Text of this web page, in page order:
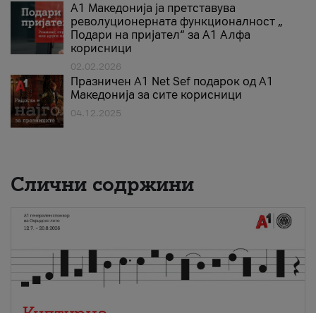
А1 Македонија ја претставува
револуционерната функционалност „
Подари на пријател“ за А1 Алфа
корисници
02.02.2026
Празничен A1 Net Sеf подарок од А1
Македонија за сите корисници
04.12.2025
Слични содржини